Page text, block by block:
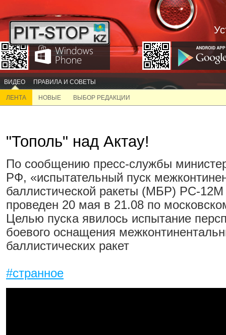
ВИДЕО ПРАВИЛА И СОВЕТЫ
ЛЕНТА НОВЫЕ ВЫБОР РЕДАКЦИИ
"Тополь" над Актау!
По сообщению пресс-службы
РФ, «испытательный пуск
баллистической ракеты (МБР) РС-
проведен 20 мая в 21.08 по
Целью пуска явилось испытание
боевого оснащения
баллистических ракет
#странное